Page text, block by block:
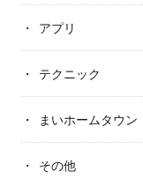
アプリ
テクニック
まいホームタウン
その他